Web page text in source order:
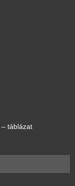
– táblázat